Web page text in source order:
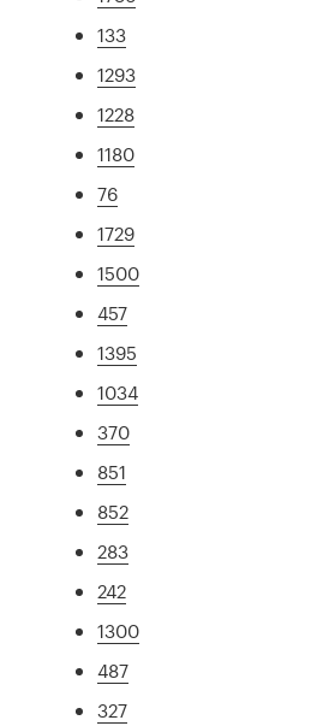
133
1293
1228
1180
76
1729
1500
457
1395
1034
370
851
852
283
242
1300
487
327